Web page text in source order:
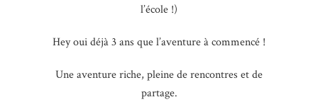
l’école !)
Hey oui déjà 3 ans que l’aventure à commencé !
Une aventure riche, pleine de rencontres et de
partage.